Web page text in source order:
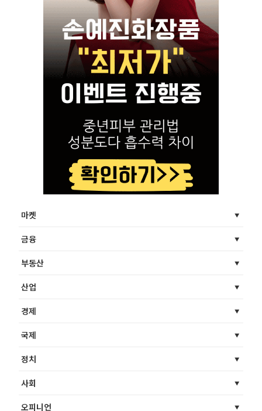
마켓
금융
부동산
산업
경제
국제
정치
사회
오피니언